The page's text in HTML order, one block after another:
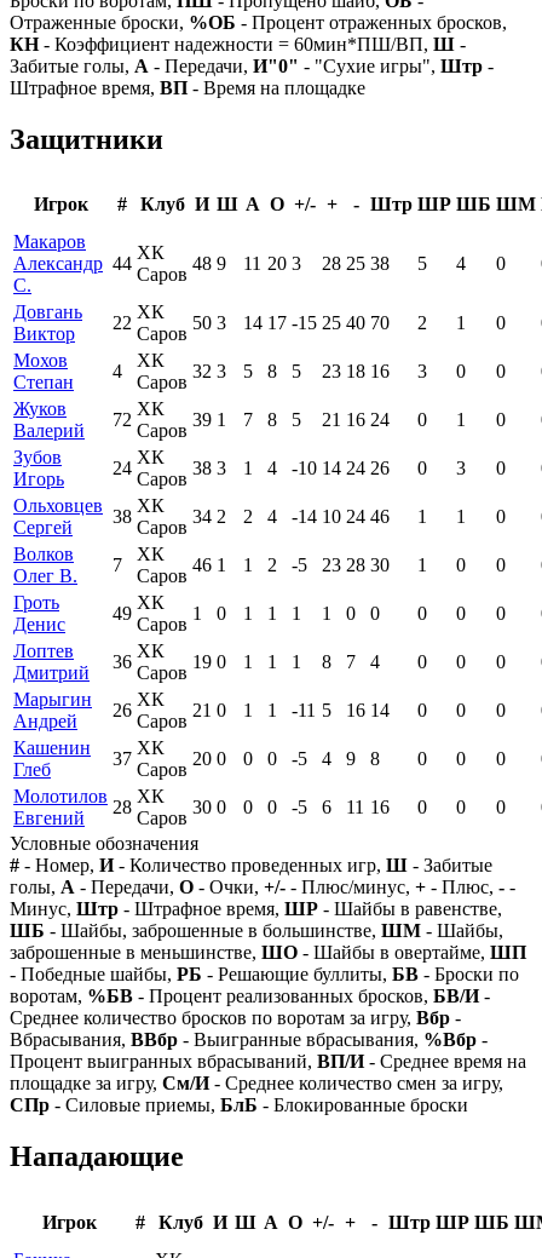
Отраженные броски, %ОБ - Процент отраженных бросков,
КН- Коэффициент надежности = 60мин*ПШ/ВП, Ш -
Забитые голы, А - Передачи, И"0" - "Сухие игры", Штр -
Штрафное время, ВП - Время на площадке
Защитники
Игрок # Клуб И Ш А О +/- + - Штр ШР ШБ ШМ
Макаров
Александр
С.
44
ХК
Саров
48 9 11 20 3 28 25 38 5 4 0
Довгань
Виктор
22
ХК
Саров
50 3 14 17 -15 25 40 70 2 1 0
Мохов
Степан
4
ХК
Саров
32 3 5 8 5 23 18 16 3 0 0
Жуков
Валерий
72
ХК
Саров
39 1 7 8 5 21 16 24 0 1 0
Зубов
Игорь
24
ХК
Саров
38 3 1 4 -10 14 24 26 0 3 0
Ольховцев
Сергей
38
ХК
Саров
34 2 2 4 -14 10 24 46 1 1 0
Волков
Олег В.
7
ХК
Саров
46 1 1 2 -5 23 28 30 1 0 0
Гроть
Денис
49
ХК
Саров
1 0 1 1 1 1 0 0 0 0 0
Лоптев
Дмитрий
36
ХК
Саров
19 0 1 1 1 8 7 4 0 0 0
Марыгин
Андрей
26
ХК
Саров
21 0 1 1 -11 5 16 14 0 0 0
Кашенин
Глеб
37
ХК
Саров
20 0 0 0 -5 4 9 8 0 0 0
Молотилов
Евгений
28
ХК
Саров
30 0 0 0 -5 6 11 16 0 0 0
Условные обозначения
# - Номер, И- Количество проведенных игр, Ш - Забитые
голы, А - Передачи, О - Очки, +/- - Плюс/минус, + - Плюс, - -
Минус, Штр - Штрафное время, ШР - Шайбы в равенстве,
ШБ - Шайбы, заброшенные в большинстве, ШМ - Шайбы,
заброшенные в меньшинстве, ШО - Шайбы в овертайме, ШП
- Победные шайбы, РБ - Решающие буллиты, БВ - Броски по
воротам, %БВ - Процент реализованных бросков, БВ/И-
Среднее количество бросков по воротам за игру, Вбр -
Вбрасывания, ВВбр - Выигранные вбрасывания, %Вбр -
Процент выигранных вбрасываний, ВП/И- Среднее время на
площадке за игру, См/И- Среднее количество смен за игру,
СПр - Силовые приемы, БлБ - Блокированные броски
Нападающие
Игрок # Клуб И Ш А О +/- + - Штр ШР ШБ